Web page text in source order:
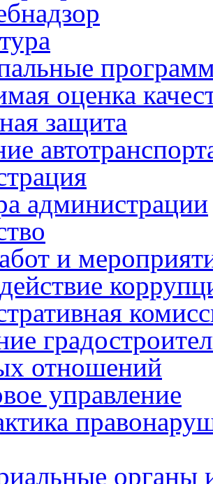
оценка
защита
администрации
и
отношений
управление
органы